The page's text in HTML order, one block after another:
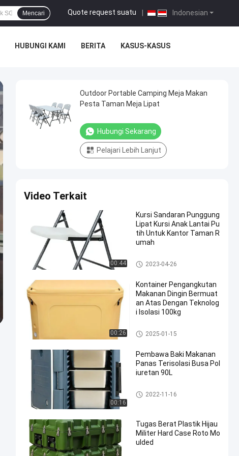
Indonesian
Quote request suatu
Mencari
HUBUNGI KAMI BERITA KASUS-KASUS
Outdoor Portable Camping Meja Makan
Pesta Taman Meja Lipat
Hubungi Sekarang
Pelajari Lebih Lanjut
Video Terkait
00:44
Kursi Sandaran Punggung
Lipat Kursi Anak Lantai Pu
tih Untuk Kantor Taman R
umah
Kursi Meja Lipat
2023-04-26
00:26
Kontainer Pengangkutan
Makanan Dingin Bermuat
an Atas Dengan Teknolog
i Isolasi 100kg
wadah transportasi makanan
terisolasi
2025-01-15
00:16
Pembawa Baki Makanan
Panas Terisolasi Busa Pol
iuretan 90L
Produk Rotomoulded
2022-11-16
Tugas Berat Plastik Hijau
Militer Hard Case Roto Mo
ulded